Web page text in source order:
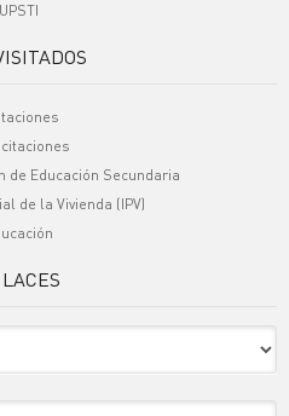
UPSTI
de Educación Secundaria
de la Vivienda (IPV)